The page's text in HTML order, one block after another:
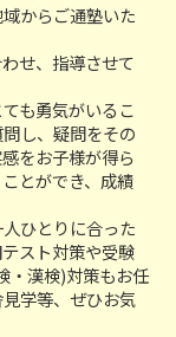
からご通塾いた
せ、指導させて
も勇気がいるこ
し、疑問をその
をお子様が得ら
とができ、成績
ひとりに合った
スト対策や受験
・漢検)対策もお任
学等、ぜひお気